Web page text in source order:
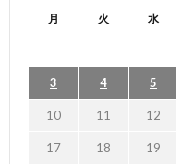
月 火 水
3 4 5
10 11 12
17 18 19